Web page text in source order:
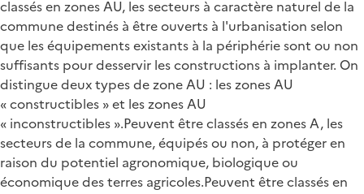
classés en zones AU, les secteurs à caractère naturel de la
commune destinés à être ouverts à l'urbanisation selon
que les équipements existants à la périphérie sont ou non
suffisants pour desservir les constructions à implanter. On
distingue deux types de zone AU : les zones AU
« constructibles » et les zones AU
« inconstructibles ».Peuvent être classés en zones A, les
secteurs de la commune, équipés ou non, à protéger en
raison du potentiel agronomique, biologique ou
économique des terres agricoles.Peuvent être classés en